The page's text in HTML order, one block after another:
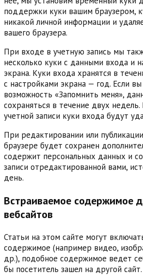
поддержки куки вашим браузером,
никакой личной информации и
вашего браузера.
При входе в учетную запись мы
несколько куки с данными входа и
экрана. Куки входа хранятся в
с настройками экрана — год. Если
возможность «Запомнить меня»,
сохраняться в течение двух
учетной записи куки входа будут
При редактировании или
браузере будет сохранен
содержит персональных данных и
записи отредактированной вами,
день.
Встраиваемое содержимое
вебсайтов
Статьи на этом сайте могут
содержимое (например видео,
др.), подобное содержимое ведет
бы посетитель зашел на другой сайт.